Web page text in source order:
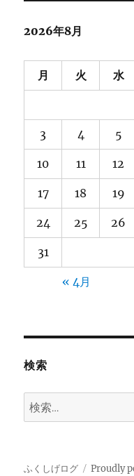
ブ
2026年8月
月 火 水
3 4 5
10 11 12
17 18 19
24 25 26
31
« 4月
検索
検
索:
ふくしげログ Proudly